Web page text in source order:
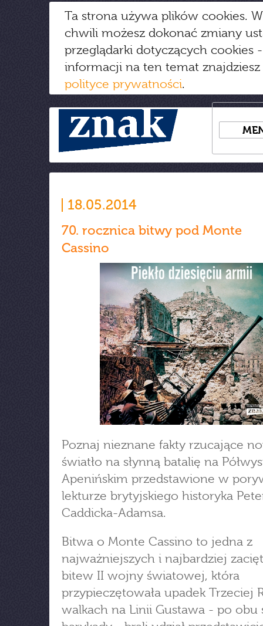
Ta strona używa plików cookies.
chwili możesz dokonać zmiany
przeglądarki dotyczących cookies
informacji na ten temat
polityce prywatności.
18.05.2014
70. rocznica bitwy pod Monte
Cassino
Poznaj nieznane fakty rzucające
światło na słynną batalię na
Apenińskim przedstawione w
lekturze brytyjskiego historyka
Caddicka-Adamsa.
Bitwa o Monte Cassino to jedna z
najważniejszych i najbardziej
bitew II wojny światowej, która
przypieczętowała upadek Trzeciej
walkach na Linii Gustawa - po obu